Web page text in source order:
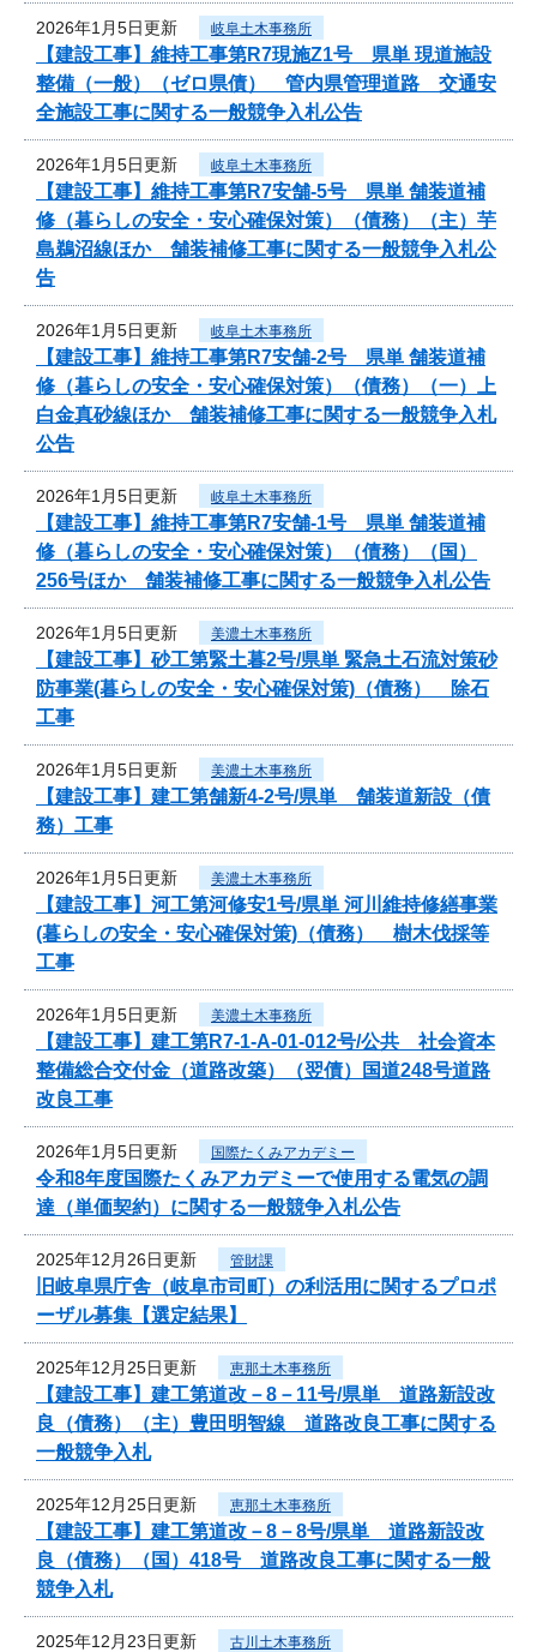
2026年1月5日更新 岐阜土木事務所
【建設工事】維持工事第R7現施Z1号 県単 現道施設
整備（一般）（ゼロ県債） 管内県管理道路 交通安
全施設工事に関する一般競争入札公告
2026年1月5日更新 岐阜土木事務所
【建設工事】維持工事第R7安舗-5号 県単 舗装道補
修（暮らしの安全・安心確保対策）（債務）（主）芋
島鵜沼線ほか 舗装補修工事に関する一般競争入札公
告
2026年1月5日更新 岐阜土木事務所
【建設工事】維持工事第R7安舗-2号 県単 舗装道補
修（暮らしの安全・安心確保対策）（債務）（一）上
白金真砂線ほか 舗装補修工事に関する一般競争入札
公告
2026年1月5日更新 岐阜土木事務所
【建設工事】維持工事第R7安舗-1号 県単 舗装道補
修（暮らしの安全・安心確保対策）（債務）（国）
256号ほか 舗装補修工事に関する一般競争入札公告
2026年1月5日更新 美濃土木事務所
【建設工事】砂工第緊土暮2号/県単 緊急土石流対策砂
防事業(暮らしの安全・安心確保対策)（債務） 除石
工事
2026年1月5日更新 美濃土木事務所
【建設工事】建工第舗新4-2号/県単 舗装道新設（債
務）工事
2026年1月5日更新 美濃土木事務所
【建設工事】河工第河修安1号/県単 河川維持修繕事業
(暮らしの安全・安心確保対策)（債務） 樹木伐採等
工事
2026年1月5日更新 美濃土木事務所
【建設工事】建工第R7-1-A-01-012号/公共 社会資本
整備総合交付金（道路改築）（翌債）国道248号道路
改良工事
2026年1月5日更新 国際たくみアカデミー
令和8年度国際たくみアカデミーで使用する電気の調
達（単価契約）に関する一般競争入札公告
2025年12月26日更新 管財課
旧岐阜県庁舎（岐阜市司町）の利活用に関するプロポ
ーザル募集【選定結果】
2025年12月25日更新 恵那土木事務所
【建設工事】建工第道改－8－11号/県単 道路新設改
良（債務）（主）豊田明智線 道路改良工事に関する
一般競争入札
2025年12月25日更新 恵那土木事務所
【建設工事】建工第道改－8－8号/県単 道路新設改
良（債務）（国）418号 道路改良工事に関する一般
競争入札
2025年12月23日更新 古川土木事務所